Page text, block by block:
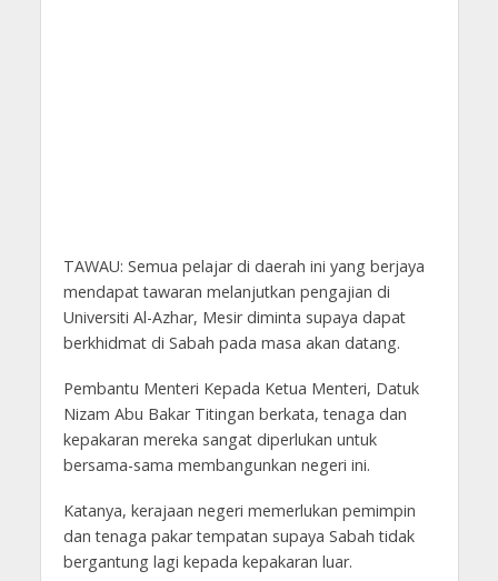
TAWAU: Semua pelajar di daerah ini yang berjaya
mendapat tawaran melanjutkan pengajian di
Universiti Al-Azhar, Mesir diminta supaya dapat
berkhidmat di Sabah pada masa akan datang.
Pembantu Menteri Kepada Ketua Menteri, Datuk
Nizam Abu Bakar Titingan berkata, tenaga dan
kepakaran mereka sangat diperlukan untuk
bersama-sama membangunkan negeri ini.
Katanya, kerajaan negeri memerlukan pemimpin
dan tenaga pakar tempatan supaya Sabah tidak
bergantung lagi kepada kepakaran luar.